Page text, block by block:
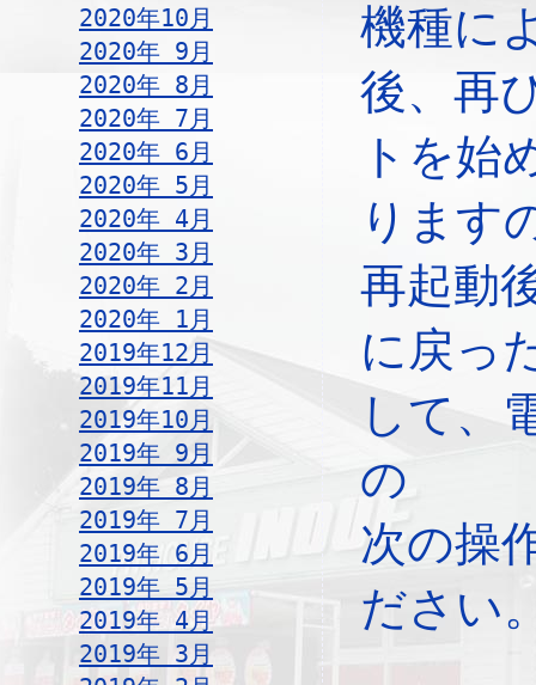
2020年10月
2020年 9月
2020年 8月
2020年 7月
2020年 6月
2020年 5月
2020年 4月
2020年 3月
2020年 2月
2020年 1月
2019年12月
2019年11月
2019年10月
2019年 9月
2019年 8月
2019年 7月
2019年 6月
2019年 5月
2019年 4月
2019年 3月
機種に
後、再
トを始
ります
再起動
に戻っ
して、
の
次の操
ださい